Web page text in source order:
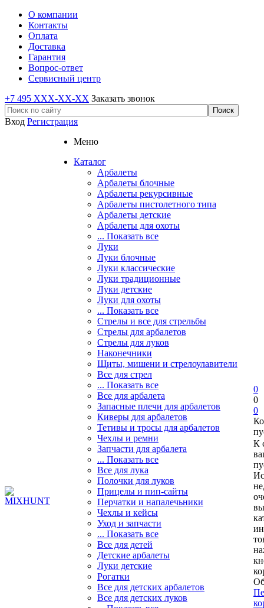
О компании
Контакты
Оплата
Доставка
Гарантия
Вопрос-ответ
Сервисный центр
+7 495 XXX-XX-XX Заказать звонок
Вход Регистрация
Меню
Каталог
Арбалеты
Арбалеты блочные
Арбалеты рекурсивные
Арбалеты пистолетного типа
Арбалеты детские
Арбалеты для охоты
... Показать все
Луки
Луки блочные
Луки классические
Луки традиционные
Луки детские
Луки для охоты
... Показать все
Стрелы и все для стрельбы
Стрелы для арбалетов
Стрелы для луков
Наконечники
Щиты, мишени и стрелоулавители
Все для стрел
... Показать все
Все для арбалета
Запасные плечи для арбалетов
Киверы для арбалетов
Тетивы и тросы для арбалетов
Чехлы и ремни
Запчасти для арбалета
... Показать все
Все для лука
Полочки для луков
Прицелы и пип-сайты
Перчатки и напалечьники
Чехлы и кейсы
Уход и запчасти
... Показать все
Все для детей
Детские арбалеты
Луки детские
Рогатки
Все для детских арбалетов
Все для детских луков
0
0
0
К